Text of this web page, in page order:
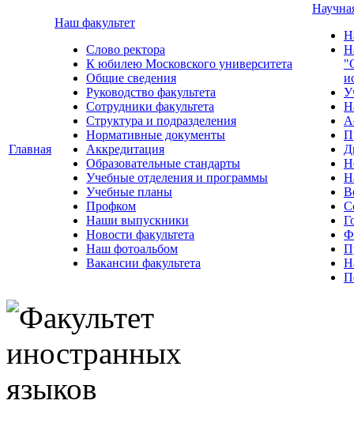
Главная
Наш факультет
Слово ректора
К юбилею Московского университета
Общие сведения
Руководство факультета
Сотрудники факультета
Структура и подразделения
Нормативные документы
Аккредитация
Образовательные стандарты
Учебные отделения и программы
Учебные планы
Профком
Наши выпускники
Новости факультета
Наш фотоальбом
Вакансии факультета